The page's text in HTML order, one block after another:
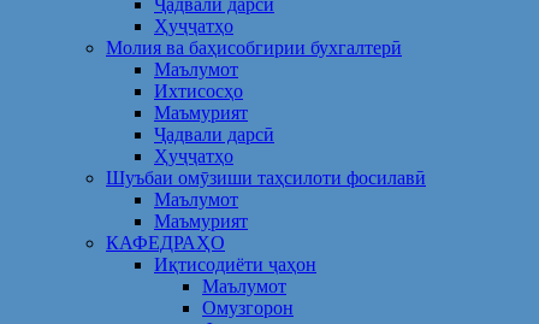
Ҷадвали дарсӣ
Ҳуҷҷатҳо
Молия ва баҳисобгирии бухгалтерӣ
Маълумот
Ихтисосҳо
Маъмурият
Ҷадвали дарсӣ
Ҳуҷҷатҳо
Шуъбаи омӯзиши таҳсилоти фосилавӣ
Маълумот
Маъмурият
КАФЕДРАҲО
Иқтисодиёти ҷаҳон
Маълумот
Омузгорон